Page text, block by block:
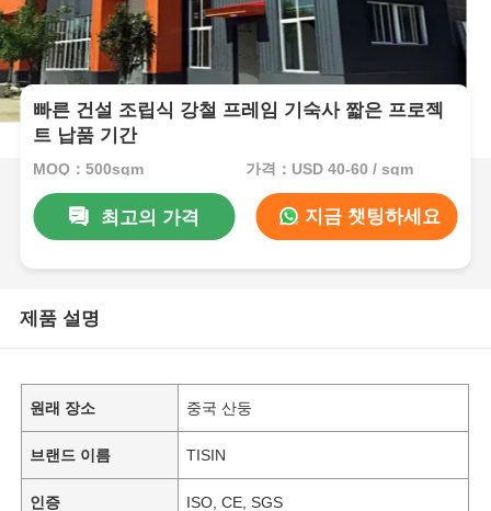
빠른 건설 조립식 강철 프레임 기숙사 짧은 프로젝
트 납품 기간
MOQ：500sqm 가격：USD 40-60 / sqm
최고의 가격 지금 챗팅하세요
제품 설명
원래 장소 중국 산둥
브랜드 이름 TISIN
인증 ISO, CE, SGS